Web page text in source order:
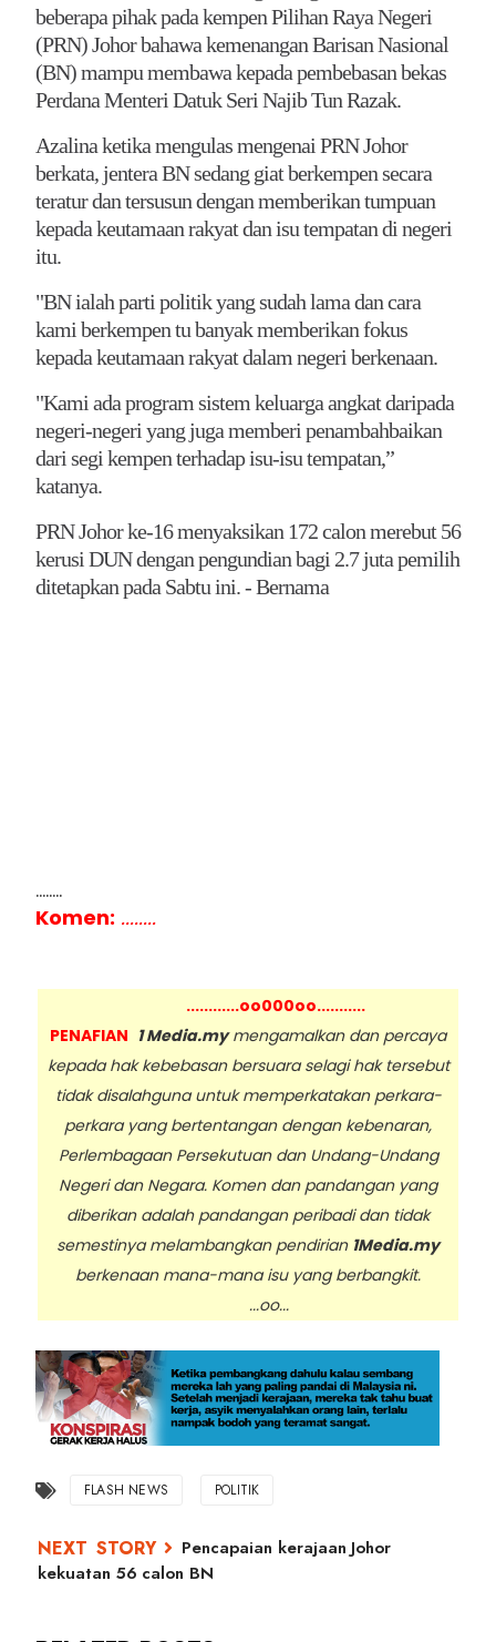
beberapa pihak pada kempen Pilihan Raya Negeri
(PRN) Johor bahawa kemenangan Barisan Nasional
(BN) mampu membawa kepada pembebasan bekas
Perdana Menteri Datuk Seri Najib Tun Razak.
Azalina ketika mengulas mengenai PRN Johor
berkata, jentera BN sedang giat berkempen secara
teratur dan tersusun dengan memberikan tumpuan
kepada keutamaan rakyat dan isu tempatan di negeri
itu.
"BN ialah parti politik yang sudah lama dan cara
kami berkempen tu banyak memberikan fokus
kepada keutamaan rakyat dalam negeri berkenaan.
"Kami ada program sistem keluarga angkat daripada
negeri-negeri yang juga memberi penambahbaikan
dari segi kempen terhadap isu-isu tempatan,”
katanya.
PRN Johor ke-16 menyaksikan 172 calon merebut 56
kerusi DUN dengan pengundian bagi 2.7 juta pemilih
ditetapkan pada Sabtu ini. - Bernama
........
Komen: ........
............oo000oo...........
PENAFIAN 1 Media.mymengamalkan dan percaya
kepada hak kebebasan bersuara selagi hak tersebut
tidak disalahguna untuk memperkatakan perkara-
perkara yang bertentangan dengan kebenaran,
Perlembagaan Persekutuan dan Undang-Undang
Negeri dan Negara. Komen dan pandangan yang
diberikan adalah pandangan peribadi dan tidak
semestinya melambangkan pendirian 1Media.my
berkenaan mana-mana isu yang berbangkit.
...oo...
FLASH NEWS POLITIK
Pencapaian kerajaan Johor
kekuatan 56 calon BN